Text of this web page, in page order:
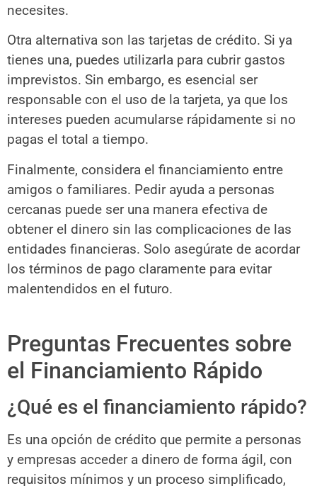
necesites.
Otra alternativa son las tarjetas de crédito. Si ya
tienes una, puedes utilizarla para cubrir gastos
imprevistos. Sin embargo, es esencial ser
responsable con el uso de la tarjeta, ya que los
intereses pueden acumularse rápidamente si no
pagas el total a tiempo.
Finalmente, considera el financiamiento entre
amigos o familiares. Pedir ayuda a personas
cercanas puede ser una manera efectiva de
obtener el dinero sin las complicaciones de las
entidades financieras. Solo asegúrate de acordar
los términos de pago claramente para evitar
malentendidos en el futuro.
Preguntas Frecuentes sobre
el Financiamiento Rápido
¿Qué es el financiamiento rápido?
Es una opción de crédito que permite a personas
y empresas acceder a dinero de forma ágil, con
requisitos mínimos y un proceso simplificado,